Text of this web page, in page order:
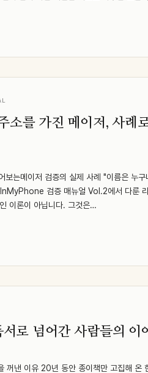
를 가진 메이저, 사례
는메이저 검증의 실제 사례 "이름은 누구
검증 매뉴얼 Vol.2에서 다룬 라
이론이 아닙니다. 그것은…
로 넘어간 사람들의 이
꺼낸 이유 20년 동안 종이책만 고집해 온